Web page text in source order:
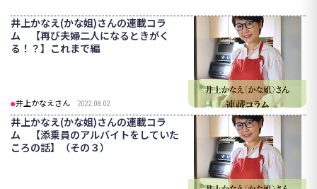
井上かなえ(かな姐)さんの連載コラ
ム 【再び夫婦二人になるときがく
る！？】これまで編
井上かなえさん 2022.08.02
井上かなえ(かな姐)さんの連載コラ
ム 【添乗員のアルバイトをしていた
ころの話】（その３）